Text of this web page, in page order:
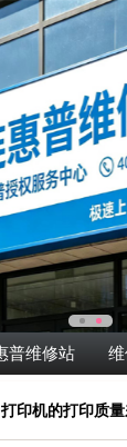
普维修站
印机的打印质量